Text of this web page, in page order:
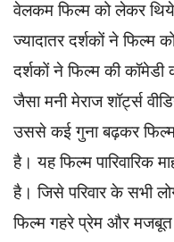
वेलकम फिल्म को लेकर
ज्यादातर दर्शकों ने फिल्म
दर्शकों ने फिल्म की
जैसा मनी मेराज शॉर्ट्स
उससे कई गुना बढ़कर फिल्म
है। यह फिल्म पारिवारिक
है। जिसे परिवार के सभी
फिल्म गहरे प्रेम और मजबूत